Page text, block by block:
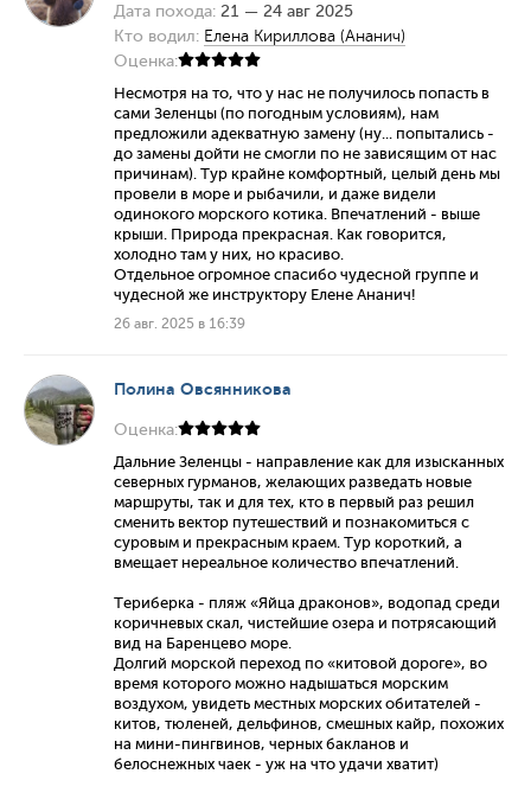
Дата похода: 21 — 24 авг 2025
Кто водил: Елена Кириллова (Ананич)
Оценка:
Несмотря на то, что у нас не получилось попасть в
сами Зеленцы (по погодным условиям), нам
предложили адекватную замену (ну... попытались -
до замены дойти не смогли по не зависящим от нас
причинам). Тур крайне комфортный, целый день мы
провели в море и рыбачили, и даже видели
одинокого морского котика. Впечатлений - выше
крыши. Природа прекрасная. Как говорится,
холодно там у них, но красиво.
Отдельное огромное спасибо чудесной группе и
чудесной же инструктору Елене Ананич!
26 авг. 2025 в 16:39
Полина Овсянникова
Оценка:
Дальние Зеленцы - направление как для изысканных
северных гурманов, желающих разведать новые
маршруты, так и для тех, кто в первый раз решил
сменить вектор путешествий и познакомиться с
суровым и прекрасным краем. Тур короткий, а
вмещает нереальное количество впечатлений.
Териберка - пляж «Яйца драконов», водопад среди
коричневых скал, чистейшие озера и потрясающий
вид на Баренцево море.
Долгий морской переход по «китовой дороге», во
время которого можно надышаться морским
воздухом, увидеть местных морских обитателей -
китов, тюленей, дельфинов, смешных кайр, похожих
на мини-пингвинов, черных бакланов и
белоснежных чаек - уж на что удачи хватит)